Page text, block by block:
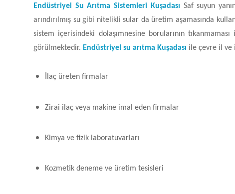
Endüstriyel Su Arıtma Sistemleri Kuşadası Saf suyun
arındırılmış su gibi nitelikli sular da üretim aşamasında
sistem içerisindeki dolaşımnesine borularının
görülmektedir. Endüstriyel su arıtma Kuşadası ile çevre il ve
İlaç üreten firmalar
Zirai ilaç veya makine imal eden firmalar
Kimya ve fizik laboratuvarları
Kozmetik deneme ve üretim tesisleri